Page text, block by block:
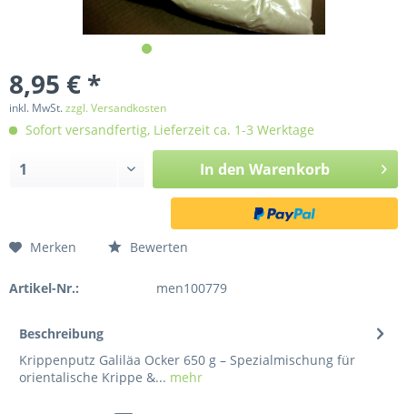
8,95 € *
inkl. MwSt.zzgl. Versandkosten
Sofort versandfertig, Lieferzeit ca. 1-3 Werktage
In den Warenkorb
Merken Bewerten
Artikel-Nr.: men100779
Beschreibung
Krippenputz Galiläa Ocker 650 g – Spezialmischung für
orientalische Krippe &... mehr